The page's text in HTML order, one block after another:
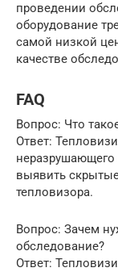
проведении
оборудование
самой низкой
качестве
FAQ
Вопрос: Что
Ответ:
неразрушающего
выявить
тепловизора.
Вопрос: Зачем
обследование?
Ответ: